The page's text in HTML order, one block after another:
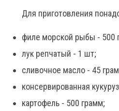
Для приготовления
филе морской рыбы - 500
лук репчатый - 1 шт;
сливочное масло - 45
консервированная
картофель - 500 грамм;